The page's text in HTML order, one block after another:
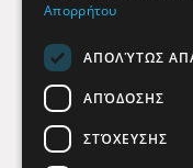
Απορρήτου
ΑΠΟΛΎΤΩΣ
ΑΠΌΔΟΣΗΣ
ΣΤΌΧΕΥΣΗΣ